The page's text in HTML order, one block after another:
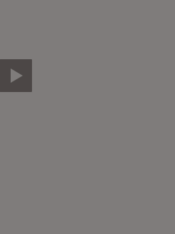
Video abspielen